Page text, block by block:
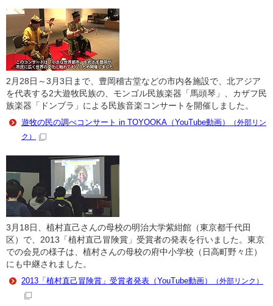
2月28日～3月3日まで、豊岡稽古堂などの市内各施設で、北アジア
を代表する2大遊牧民族の、モンゴル民族楽器「馬頭琴」、カザフ民
族楽器「ドンブラ」による民族音楽コンサートを開催しました。
遊牧の民の調べコンサート in TOYOOKA（YouTube動画）
（外部リン
ク）
3月18日、植村直己さんの母校の明治大学紫紺館（東京都千代田
区）で、2013「植村直己冒険賞」受賞者の発表を行いました。東京
での会見の様子は、植村さんの母校の府中小学校（日高町野々庄）
にも中継されました。
2013「植村直己冒険賞」受賞者発表（YouTube動画）
（外部リンク）